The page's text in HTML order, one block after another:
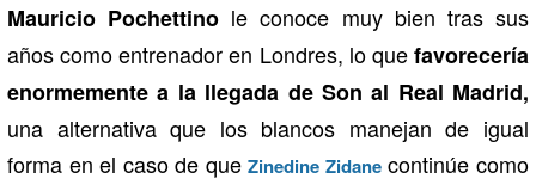
Mauricio Pochettino le conoce muy bien tras sus
años como entrenador en Londres, lo quefavorecería
enormemente a la llegada de Son al Real Madrid,
una alternativa que los blancos manejan de igual
forma en el caso de queZinedine Zidanecontinúe como